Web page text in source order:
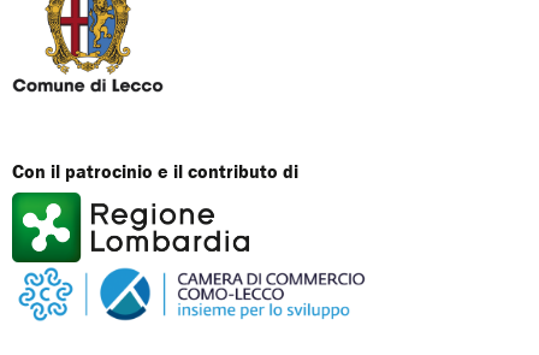
Con il patrocinio e il contributo di